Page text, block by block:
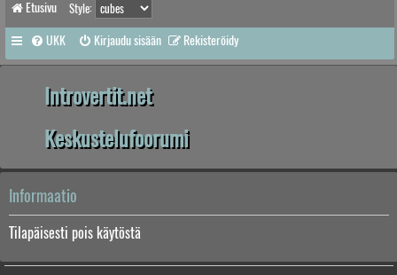
Etusivu Style:
UKK Kirjaudu sisään Rekisteröidy
Introvertit.net
Keskustelufoorumi
Informaatio
Tilapäisesti pois käytöstä